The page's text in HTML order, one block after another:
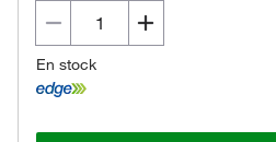
En stock